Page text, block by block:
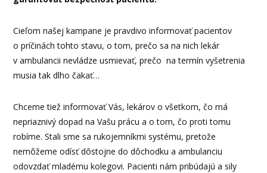
Cieľom našej kampane je pravdivo informovať pacientov
o príčinách tohto stavu, o tom, prečo sa na nich lekár
v ambulancii nevládze usmievať, prečo na termín vyšetrenia
musia tak dlho čakať…
Chceme tiež informovať Vás, lekárov o všetkom, čo má
nepriaznivý dopad na Vašu prácu a o tom, čo proti tomu
robíme. Stali sme sa rukojemníkmi systému, pretože
nemôžeme odísť dôstojne do dôchodku a ambulanciu
odovzdať mladému kolegovi. Pacienti nám pribúdajú a sily